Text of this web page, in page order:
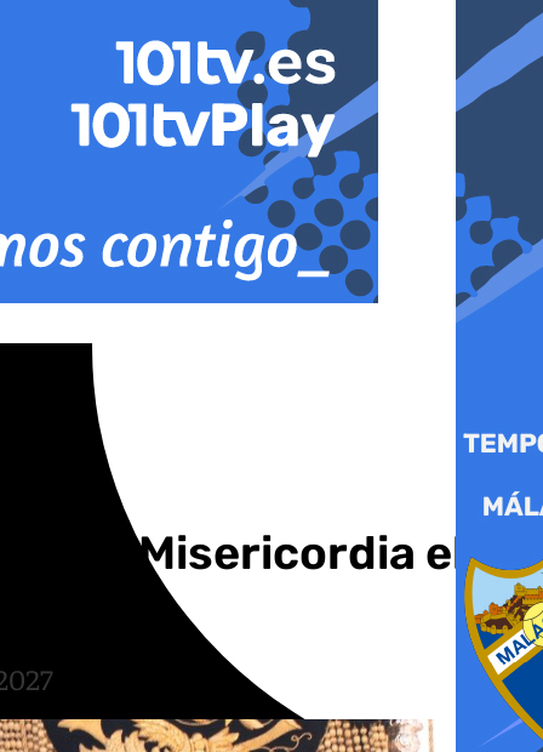
y Misericordia el